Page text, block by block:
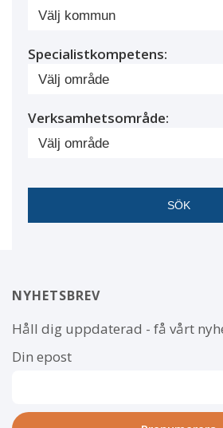
Specialistkompetens:
Verksamhetsområde:
NYHETSBREV
Håll dig uppdaterad - få vårt
Din epost